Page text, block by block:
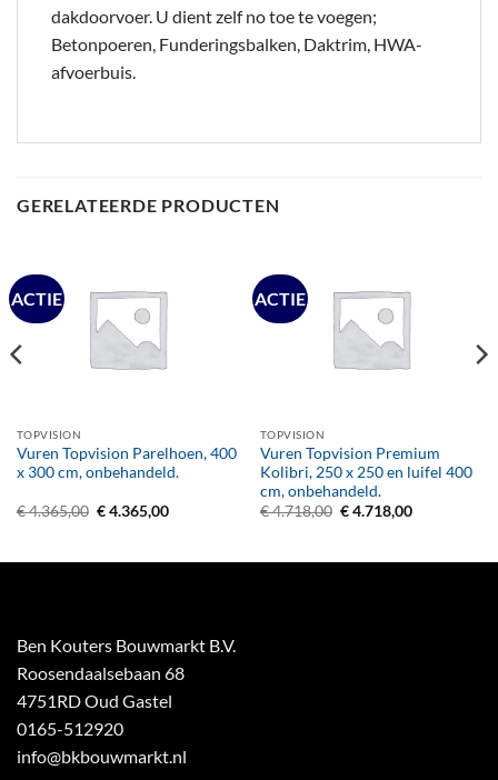
dakdoorvoer. U dient zelf no toe te voegen;
Betonpoeren, Funderingsbalken, Daktrim, HWA-
afvoerbuis.
GERELATEERDE PRODUCTEN
ACTIE
TOPVISION
Vuren Topvision Parelhoen, 400
x 300 cm, onbehandeld.
€4.365,00 Oorspronkelijke
€4.365,00Huidige
ACTIE
TOPVISION
Vuren Topvision Premium
Kolibri, 250 x 250 en luifel 400
cm, onbehandeld.
€4.718,00 Oorspronkelijke
€4.718,00Huidige
Ben Kouters Bouwmarkt B.V.
Roosendaalsebaan 68
4751RD Oud Gastel
0165-512920
info@bkbouwmarkt.nl